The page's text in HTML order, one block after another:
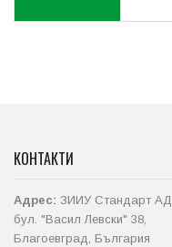
КОНТАКТИ
Адрес: ЗИИУ Стандарт АД
бул. "Васил Левски" 38,
Благоевград, България